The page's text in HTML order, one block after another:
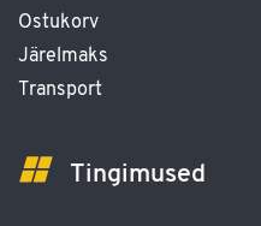
Ostukorv
Järelmaks
Transport
Tingimused